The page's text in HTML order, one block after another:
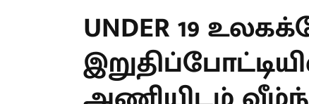
UNDER 19